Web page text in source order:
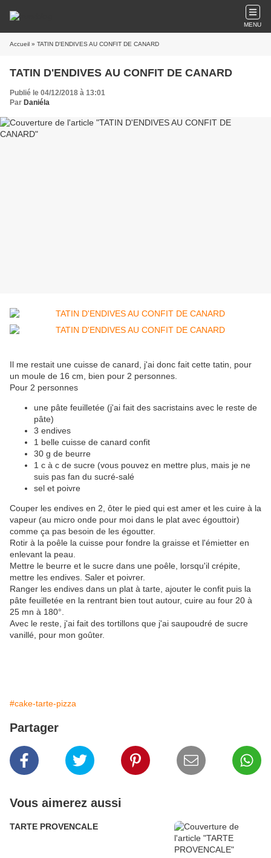
MENU
Accueil » TATIN D'ENDIVES AU CONFIT DE CANARD
TATIN D'ENDIVES AU CONFIT DE CANARD
Publié le 04/12/2018 à 13:01
Par Daniéla
Il me restait une cuisse de canard, j'ai donc fait cette tatin, pour
un moule de 16 cm, bien pour 2 personnes.
Pour 2 personnes
une pâte feuilletée (j'ai fait des sacristains avec le reste de
pâte)
3 endives
1 belle cuisse de canard confit
30 g de beurre
1 c à c de sucre (vous pouvez en mettre plus, mais je ne
suis pas fan du sucré-salé
sel et poivre
Couper les endives en 2, ôter le pied qui est amer et les cuire à la
vapeur (au micro onde pour moi dans le plat avec égouttoir)
comme ça pas besoin de les égoutter.
Rotir à la poêle la cuisse pour fondre la graisse et l'émietter en
enlevant la peau.
Mettre le beurre et le sucre dans une poêle, lorsqu'il crépite,
mettre les endives. Saler et poivrer.
Ranger les endives dans un plat à tarte, ajouter le confit puis la
pâte feuilletée en la rentrant bien tout autour, cuire au four 20 à
25 mn à 180°.
Avec le reste, j'ai fait des tortillons que j'ai saupoudré de sucre
vanillé, pour mon goûter.
#cake-tarte-pizza
Partager
Vous aimerez aussi
TARTE PROVENCALE